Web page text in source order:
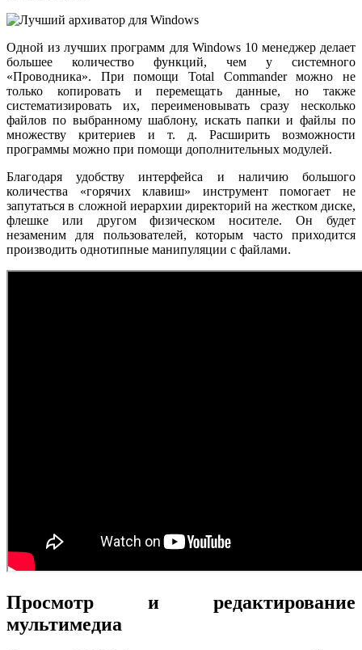
Одной из лучших программ для Windows 10 менеджер делает
большее количество функций, чем у системного
«Проводника». При помощи Total Commander можно не
только копировать и перемещать данные, но также
систематизировать их, переименовывать сразу несколько
файлов по выбранному шаблону, искать папки и файлы по
множеству критериев и т. д. Расширить возможности
программы можно при помощи дополнительных модулей.
Благодаря удобству интерфейса и наличию большого
количества «горячих клавиш» инструмент помогает не
запутаться в сложной иерархии директорий на жестком диске,
флешке или другом физическом носителе. Он будет
незаменим для пользователей, которым часто приходится
производить однотипные манипуляции с файлами.
Просмотр и редактирование
мультимедиа